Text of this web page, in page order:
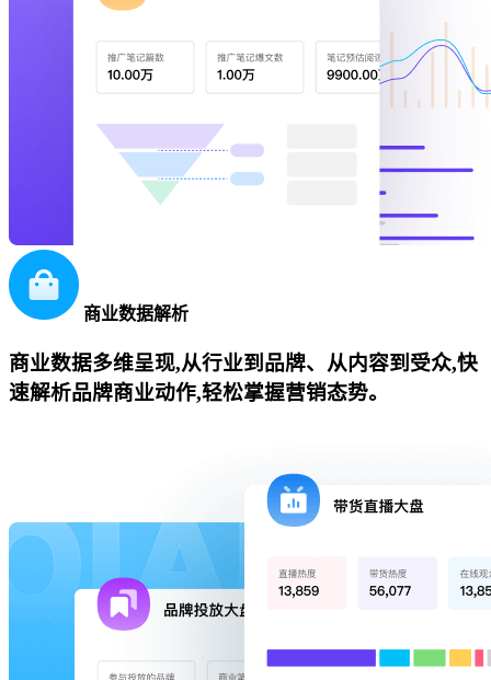
商业数据解析
商业数据多维呈现,从行业到品牌、从内容到受众,快
速解析品牌商业动作,轻松掌握营销态势。